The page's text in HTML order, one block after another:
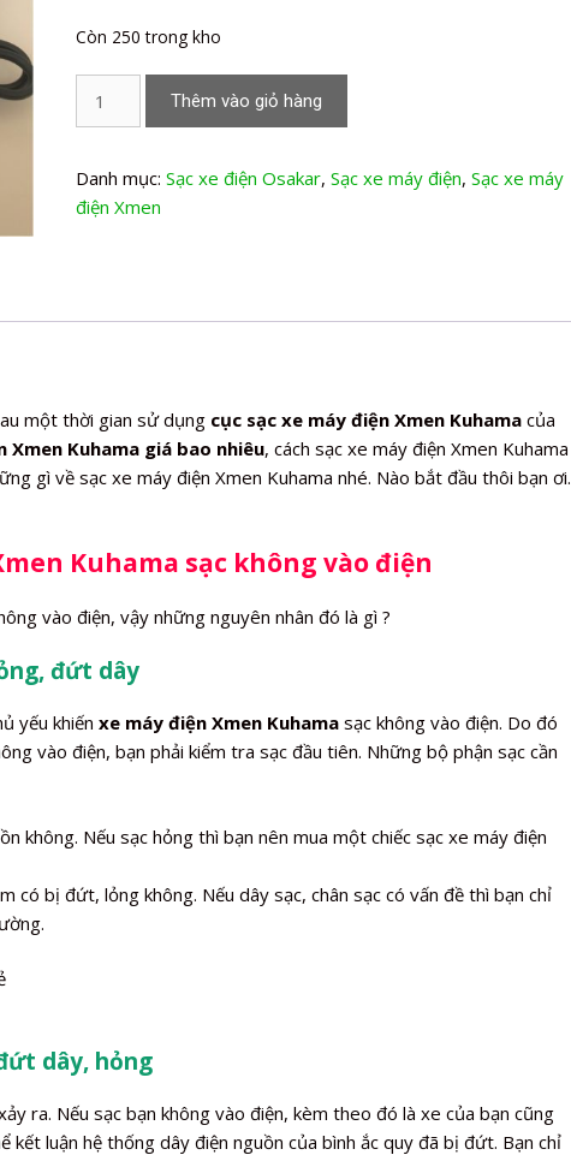
Còn 250 trong kho
điện
Xmen
Thêm vào giỏ hàng
Danh mục: Sạc xe điện Osakar, Sạc xe máy điện, Sạc xe máy
điện Xmen
một thời gian sử dụng cục sạc xe máy điện Xmen Kuhama của
Xmen Kuhama giá bao nhiêu, cách sạc xe máy điện Xmen Kuhama
gì về sạc xe máy điện Xmen Kuhama nhé. Nào bắt đầu thôi bạn ơi.
Kuhama sạc không vào điện
vào điện, vậy những nguyên nhân đó là gì ?
đứt dây
yếu khiến xe máy điện Xmen Kuhama sạc không vào điện. Do đó
vào điện, bạn phải kiểm tra sạc đầu tiên. Những bộ phận sạc cần
không. Nếu sạc hỏng thì bạn nên mua một chiếc sạc xe máy điện
có bị đứt, lỏng không. Nếu dây sạc, chân sạc có vấn đề thì bạn chỉ
dây, hỏng
ra. Nếu sạc bạn không vào điện, kèm theo đó là xe của bạn cũng
kết luận hệ thống dây điện nguồn của bình ắc quy đã bị đứt. Bạn chỉ